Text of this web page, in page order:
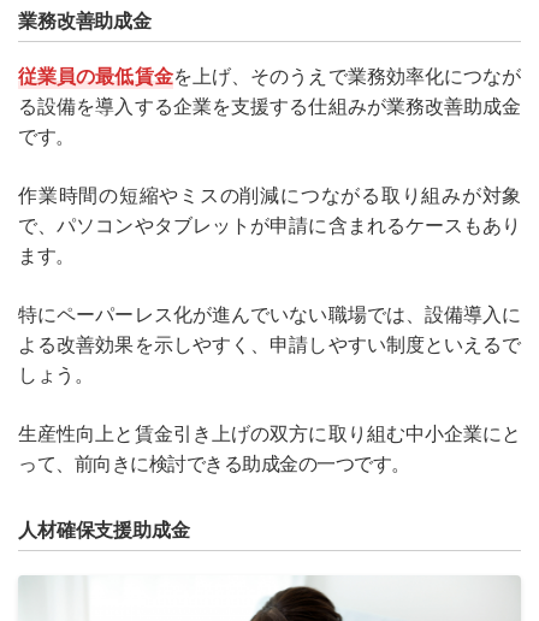
業務改善助成金
従業員の最低賃金を上げ、そのうえで業務効率化につなが
る設備を導入する企業を支援する仕組みが業務改善助成金
です。
作業時間の短縮やミスの削減につながる取り組みが対象
で、パソコンやタブレットが申請に含まれるケースもあり
ます。
特にペーパーレス化が進んでいない職場では、設備導入に
よる改善効果を示しやすく、申請しやすい制度といえるで
しょう。
生産性向上と賃金引き上げの双方に取り組む中小企業にと
って、前向きに検討できる助成金の一つです。
人材確保支援助成金